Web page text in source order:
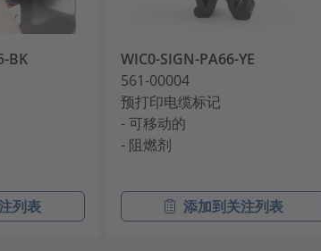
BK
列表
WIC0-SIGN-PA66-YE
561-00004
预打印电缆标记
- 可移动的
- 阻燃剂
添加到关注列表